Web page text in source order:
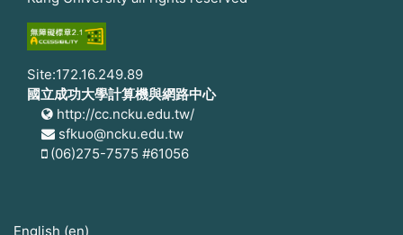
Site:172.16.249.89
國立成功大學計算機與網路中心
http://cc.ncku.edu.tw/
sfkuo@ncku.edu.tw
(06)275-7575 #61056
English ‎(en)‎